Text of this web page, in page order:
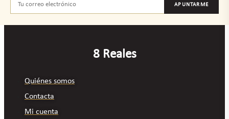
APUNTARME
8 Reales
Quiénes somos
Contacta
Mi cuenta